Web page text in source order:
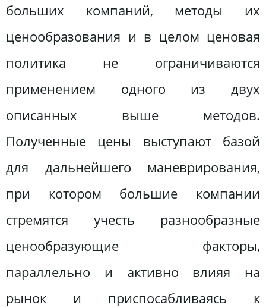
больших компаний, методы их
ценообразования и в целом ценовая
политика не ограничиваются
применением одного из двух
описанных выше методов.
Полученные цены выступают базой
для дальнейшего маневрирования,
при котором большие компании
стремятся учесть разнообразные
ценообразующие факторы,
параллельно и активно влияя на
рынок и приспосабливаясь к